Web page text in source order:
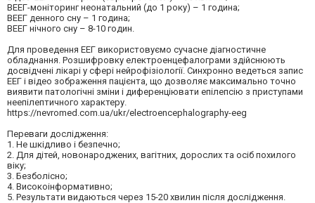
ВЕЕГ-моніторинг неонатальний (до 1 року) – 1 година;
ВЕЕГ денного сну – 1 година;
ВЕЕГ нічного сну – 8-10 годин.
Для проведення ЕЕГ використовуємо сучасне діагностичне
обладнання. Розшифровку електроенцефалограми здійснюють
досвідчені лікарі у сфері нейрофізіології. Синхронно ведеться запис
ЕЕГ і відео зображення пацієнта, що дозволяє максимально точно
виявити патологічні зміни і диференціювати епілепсію з приступами
неепілептичного характеру.
https://nevromed.com.ua/ukr/electroencephalography-eeg
Переваги дослідження:
1. Не шкідливо і безпечно;
2. Для дітей, новонароджених, вагітних, дорослих та осіб похилого
віку;
3. Безболісно;
4. Високоінформативно;
5. Результати видаються через 15-20 хвилин після дослідження.